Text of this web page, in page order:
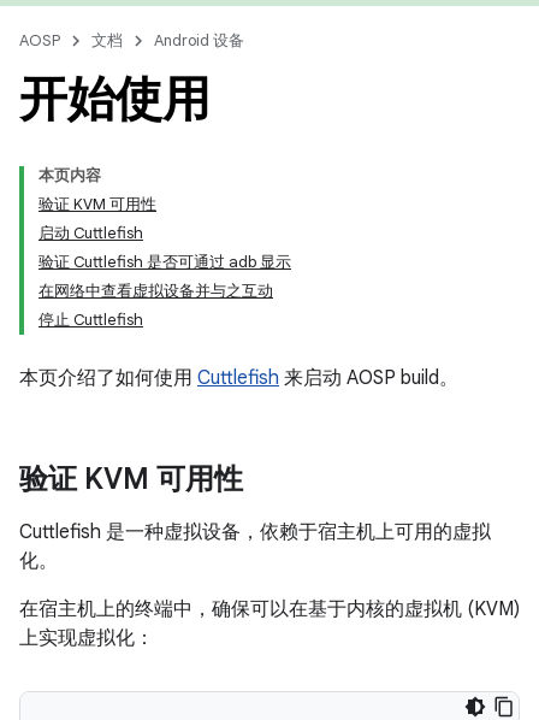
AOSP 文档 Android 设备
开始使用
本页内容
验证 KVM 可用性
启动 Cuttlefish
验证 Cuttlefish 是否可通过 adb 显示
在网络中查看虚拟设备并与之互动
停止 Cuttlefish
本页介绍了如何使用 Cuttlefish 来启动 AOSP build。
验证 KVM 可用性
Cuttlefish 是一种虚拟设备，依赖于宿主机上可用的虚拟
化。
在宿主机上的终端中，确保可以在基于内核的虚拟机 (KVM)
上实现虚拟化：